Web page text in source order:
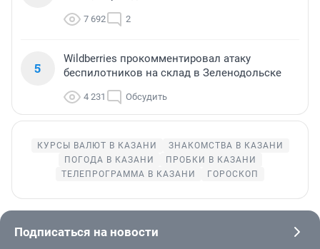
7 692 2
5
Wildberries прокомментировал атаку
беспилотников на склад в Зеленодольске
4 231 Обсудить
КУРСЫ ВАЛЮТ В КАЗАНИ
ЗНАКОМСТВА В КАЗАНИ
ПОГОДА В КАЗАНИ
ПРОБКИ В КАЗАНИ
ТЕЛЕПРОГРАММА В КАЗАНИ
ГОРОСКОП
Подписаться на новости